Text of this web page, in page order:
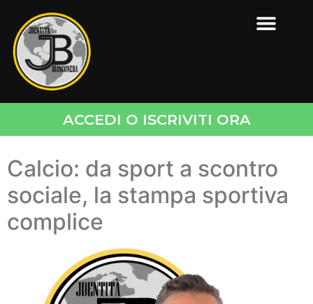
ACCEDI O ISCRIVITI ORA
Calcio: da sport a scontro
sociale, la stampa sportiva
complice